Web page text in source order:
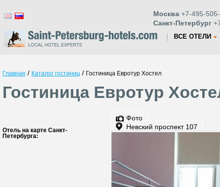
Москва +7-495-
Санкт-Петербург
ВСЕ ОТЕЛИ
Главная / Каталог гостиниц / Гостиница Евротур Хостел
Гостиница Евротур
Отель на карте Санкт-
Петербурга:
Фото
Невский проспект 107